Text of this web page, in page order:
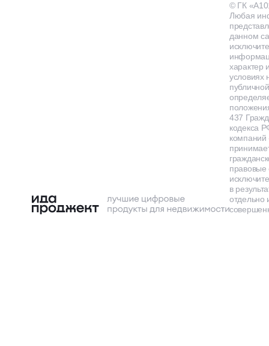
© ГК
Любая
данном
характер
условиях
437
кодекса
правовые
в
отдельно